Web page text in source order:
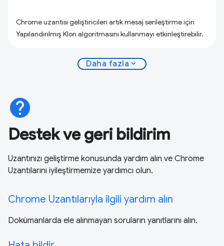
Chrome uzantısı geliştiricileri artık mesaj serileştirme için
Yapılandırılmış Klon algoritmasını kullanmayı etkinleştirebilir.
Daha fazla expand_more
help
Destek ve geri bildirim
Uzantınızı geliştirme konusunda yardım alın ve Chrome
Uzantılarını iyileştirmemize yardımcı olun.
Chrome Uzantılarıyla ilgili yardım alın
Dokümanlarda ele alınmayan soruların yanıtlarını alın.